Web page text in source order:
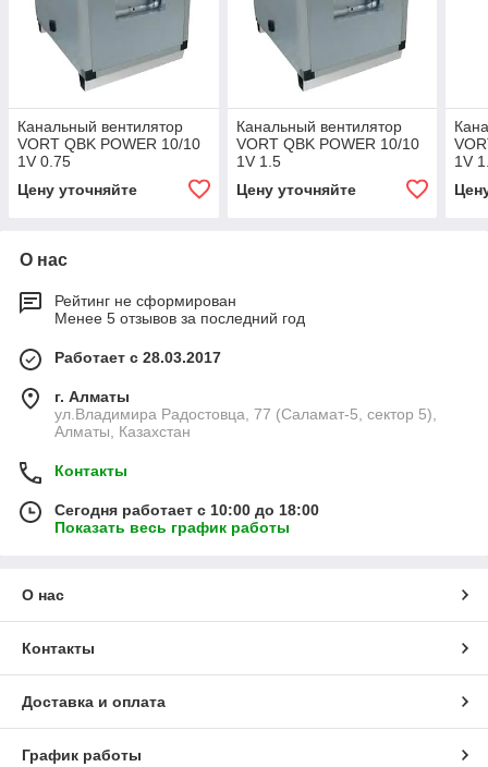
Канальный вентилятор
VORT QBK POWER 10/10
1V 0.75
Цену уточняйте
Канальный вентилятор
VORT QBK POWER 10/10
1V 1.5
Цену уточняйте
1V
О нас
Рейтинг не сформирован
Менее 5 отзывов за последний год
Работает с 28.03.2017
г. Алматы
ул.Владимира Радостовца, 77 (Саламат-5, сектор 5),
Алматы, Казахстан
Контакты
Сегодня работает с 10:00 до 18:00
Показать весь график работы
О нас
Контакты
Доставка и оплата
График работы